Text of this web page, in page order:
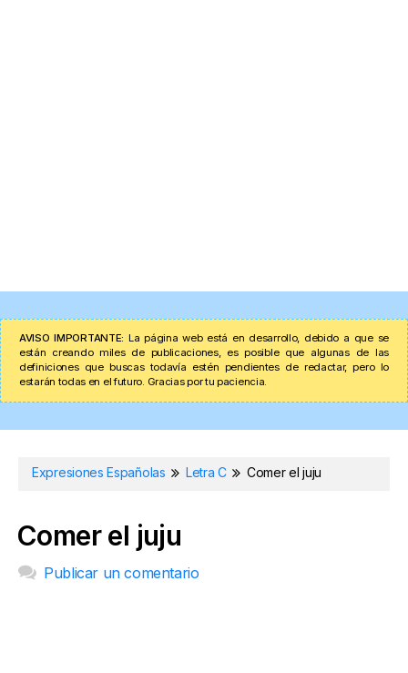
AVISO IMPORTANTE: La página web está en desarrollo, debido a que se
están creando miles de publicaciones, es posible que algunas de las
definiciones que buscas todavía estén pendientes de redactar, pero lo
estarán todas en el futuro. Gracias por tu paciencia.
Expresiones Españolas Letra C Comer el juju
Comer el juju
Publicar un comentario